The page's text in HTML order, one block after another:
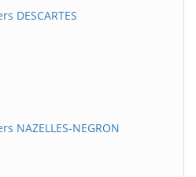
DESCARTES
NAZELLES-NEGRON